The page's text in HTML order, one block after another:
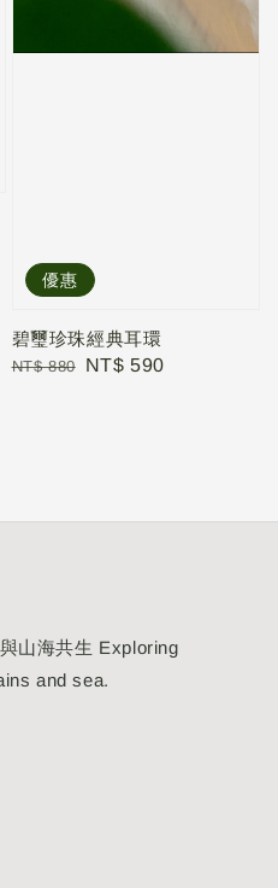
優惠
碧璽珍珠經典耳環
Regular
NT$ 880
Sale
NT$ 590
山海共生 Exploring
and sea.